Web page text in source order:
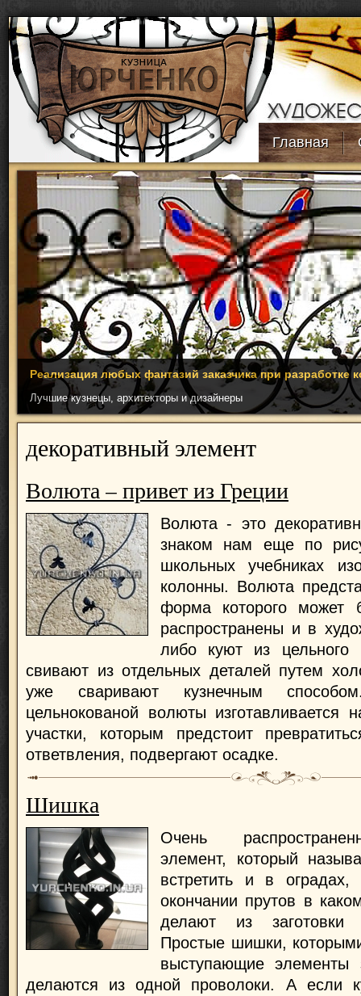
Перейти к основному содержанию
Главная
Реализация любых фантазий заказчика при разработке
Лучшие кузнецы, архитекторы и дизайнеры
декоративный элемент
Волюта – привет из Греции
Волюта - это
знаком нам еще по
школьных учебниках
колонны. Волюта
форма которого может
распространены и в
либо куют из цельного
свивают из отдельных деталей путем
уже сваривают кузнечным
цельнокованой волюты изготавливается
участки, которым предстоит
ответвления, подвергают осадке.
Шишка
Очень
элемент, который
встретить и в
окончании прутов в
делают из заготовки
Простые шишки,
выступающие элементы
делаются из одной проволоки. А если